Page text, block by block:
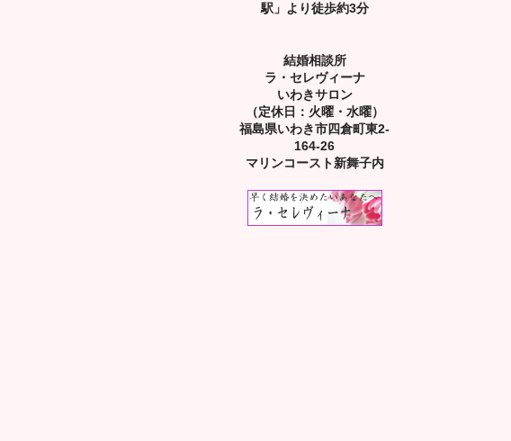
駅」より徒歩約3分
結婚相談所
ラ・セレヴィーナ
いわきサロン
（定休日：火曜・水曜）
福島県いわき市四倉町東2-
164-26
マリンコースト新舞子内